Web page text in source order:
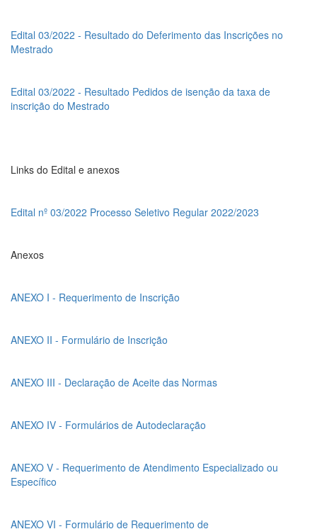
Edital 03/2022 - Resultado do Deferimento das Inscrições no
Mestrado
Edital 03/2022 - Resultado Pedidos de isenção da taxa de
inscrição do Mestrado
Links do Edital e anexos
Edital nº 03/2022 Processo Seletivo Regular 2022/2023
Anexos
ANEXO I - Requerimento de Inscrição
ANEXO II - Formulário de Inscrição
ANEXO III - Declaração de Aceite das Normas
ANEXO IV - Formulários de Autodeclaração
ANEXO V - Requerimento de Atendimento Especializado ou
Específico
ANEXO VI - Formulário de Requerimento de